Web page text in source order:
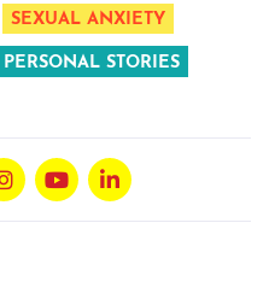
SEXUAL ANXIETY
STORIES